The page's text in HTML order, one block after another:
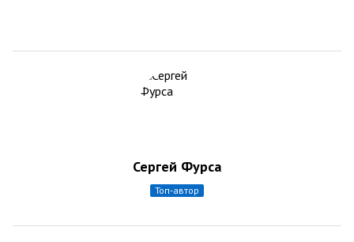
Сергей Фурса
топ-автор